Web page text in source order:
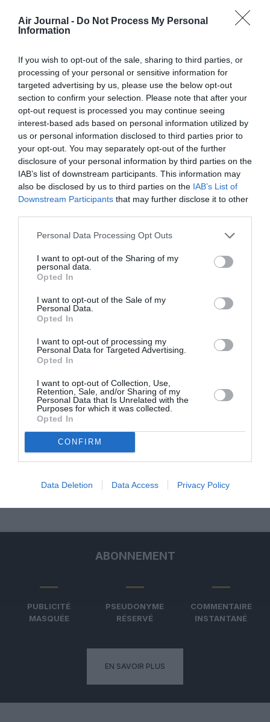
Air Journal - Do Not Process My Personal
Information
If you wish to opt-out of the sale, sharing to third parties, or
processing of your personal or sensitive information for
targeted advertising by us, please use the below opt-out
section to confirm your selection. Please note that after your
opt-out request is processed you may continue seeing
interest-based ads based on personal information utilized by
us or personal information disclosed to third parties prior to
your opt-out. You may separately opt-out of the further
disclosure of your personal information by third parties on the
IAB’s list of downstream participants. This information may
also be disclosed by us to third parties on the IAB’s List of
Downstream Participants that may further disclose it to other
Personal Data Processing Opt Outs
I want to opt-out of the Sharing of my
personal data.
Opted In
I want to opt-out of the Sale of my
Personal Data.
Opted In
I want to opt-out of processing my
Personal Data for Targeted Advertising.
Opted In
I want to opt-out of Collection, Use,
Retention, Sale, and/or Sharing of my
Personal Data that Is Unrelated with the
Purposes for which it was collected.
Opted In
CONFIRM
Data Deletion Data Access Privacy Policy
Nouvelles inspections pour les
anciens Boeing 737
FAIRE UN DON
Appel aux lecteurs !
Soutenez Air Journal participezà son
développement !
Pointe‑à‑Pitre – Panama City : Air France ouvre un pont
aérien vers l’Amérique latine
CHECK LAST a commenté l'article :
Airbus doit accélérer avec 90 avions par mois
ABONNEMENT
PUBLICITÉ
MASQUÉE
PSEUDONYME
RÉSERVÉ
COMMENTAIRE
INSTANTANÉ
EN SAVOIR PLUS